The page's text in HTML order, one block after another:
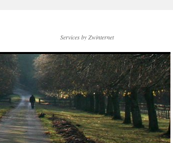
Services by Zwinternet